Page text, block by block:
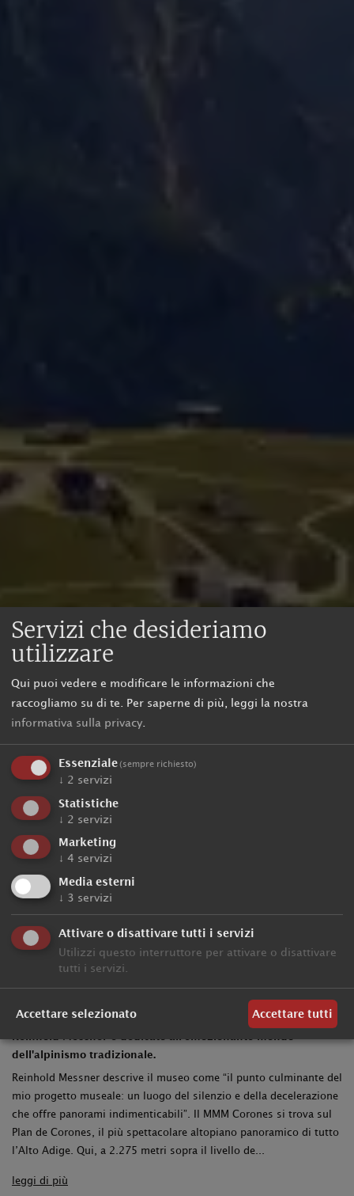
MMM Corones - il Messner
Mountain Museum sul Plan
de Corones
una posizione mozzafiato in mezzo alle montagne dell’Alto
Adige. Il sesto ed ultimo museo della leggenda dell’alpinismo
dell'alpinismo tradizionale.
Reinhold Messner descrive il museo come “il punto culminante del
mio progetto museale: un luogo del silenzio e della decelerazione
che offre panorami indimenticabili”. Il MMM Corones si trova sul
Plan de Corones, il più spettacolare altopiano panoramico di tutto
l’Alto Adige. Qui, a 2.275 metri sopra il livello de...
leggi di più
Servizi che desideriamo
utilizzare
Qui puoi vedere e modificare le informazioni che
raccogliamo su di te.
Per saperne di più, leggi la nostra
informativa sulla privacy
Essenziale (sempre richiesto)
↓ 2 servizi
Statistiche
↓
2 servizi
Marketing
↓ 4 servizi
Media esterni
↓ 3 servizi
Attivare o disattivare tutti i servizi
Utilizzi questo interruttore per attivare o disattivare
tutti i servizi.
Accettare selezionato Accettare tutti